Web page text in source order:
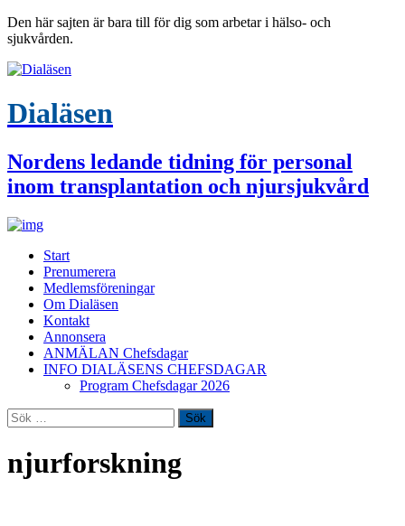
Den här sajten är bara till för dig som arbetar i hälso- och
sjukvården.
Dialäsen
Nordens ledande tidning för personal
inom transplantation och njursjukvård
Start
Prenumerera
Medlemsföreningar
Om Dialäsen
Kontakt
Annonsera
ANMÄLAN Chefsdagar
INFO DIALÄSENS CHEFSDAGAR
Program Chefsdagar 2026
Sök
efter:
njurforskning